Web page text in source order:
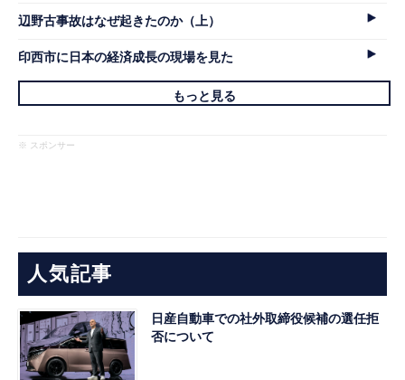
辺野古事故はなぜ起きたのか（上）
印西市に日本の経済成長の現場を見た
もっと見る
※ スポンサー
人気記事
日産自動車での社外取締役候補の選任拒
否について